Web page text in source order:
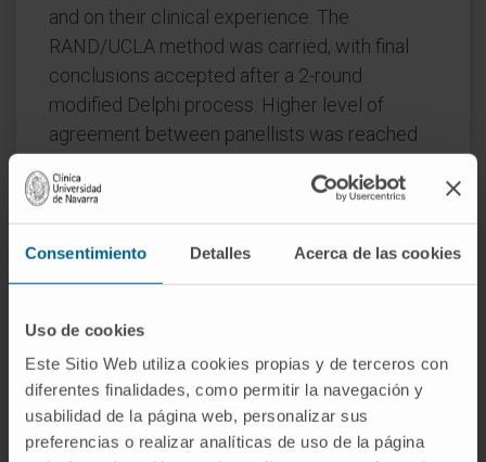
Consentimiento Detalles Acerca de las cookies
Uso de cookies
Este Sitio Web utiliza cookies propias y de terceros con
diferentes finalidades, como permitir la navegación y
usabilidad de la página web, personalizar sus
preferencias o realizar analíticas de uso de la página
and on their clinical experience. The
RAND/UCLA method was carried, with final
conclusions accepted after a 2-round
modified Delphi process. Higher level of
agreement between panellists was reached
significantly improves mean daily ON time
without troublesome dyskinesias [corrected].
Adjunctive treatment with safinamide is
associated with motor improvements in
The efficacy of safinamide on motor
fluctuations is maintained at long-term, with no
increase over time in dyskinesias severity.
The clinical benefits of safinamide on pain and